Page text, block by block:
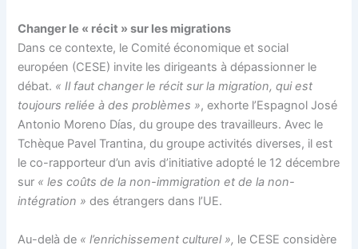
Changer le « récit » sur les migrations
Dans ce contexte, le Comité économique et social
européen (CESE) invite les dirigeants à dépassionner le
débat. « Il faut changer le récit sur la migration, qui est
toujours reliée à des problèmes », exhorte l’Espagnol José
Antonio Moreno Días, du groupe des travailleurs. Avec le
Tchèque Pavel Trantina, du groupe activités diverses, il est
le co-rapporteur d’un avis d’initiative adopté le 12 décembre
sur « les coûts de la non-immigration et de la non-
intégration » des étrangers dans l’UE.
Au-delà de « l’enrichissement culturel », le CESE considère